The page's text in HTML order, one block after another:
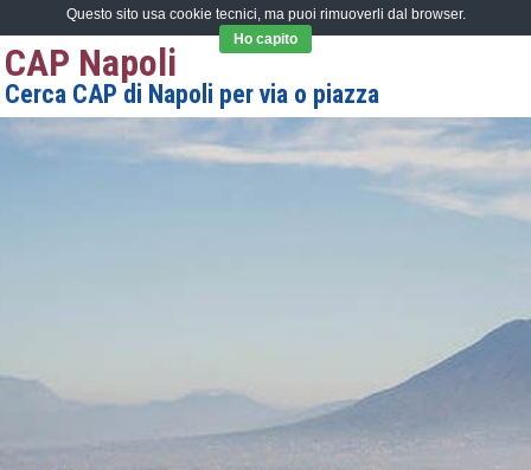
CAP Napoli
Cerca CAP di Napoli per via o piazza
Questo sito usa cookie tecnici, ma puoi rimuoverli dal browser.
Ho capito